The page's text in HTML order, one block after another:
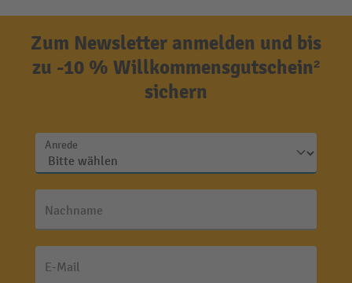
Zum Newsletter anmelden und bis
zu -10 % Willkommensgutschein²
sichern
Anrede
Nachname
E-Mail